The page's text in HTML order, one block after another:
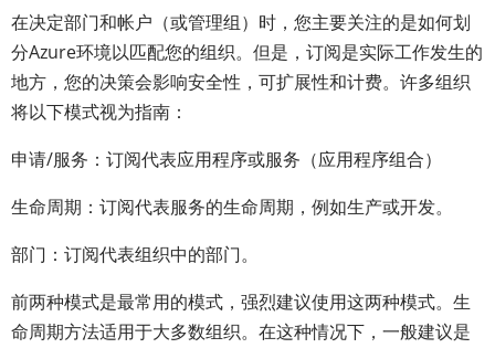
在决定部门和帐户（或管理组）时，您主要关注的是如何划
分Azure环境以匹配您的组织。但是，订阅是实际工作发生的
地方，您的决策会影响安全性，可扩展性和计费。许多组织
将以下模式视为指南：
申请/服务：订阅代表应用程序或服务（应用程序组合）
生命周期：订阅代表服务的生命周期，例如生产或开发。
部门：订阅代表组织中的部门。
前两种模式是最常用的模式，强烈建议使用这两种模式。生
命周期方法适用于大多数组织。在这种情况下，一般建议是